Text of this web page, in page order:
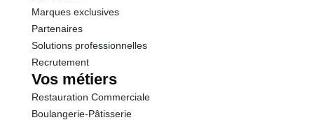
Marques exclusives
Partenaires
Solutions professionnelles
Recrutement
Vos métiers
Restauration Commerciale
Boulangerie-Pâtisserie